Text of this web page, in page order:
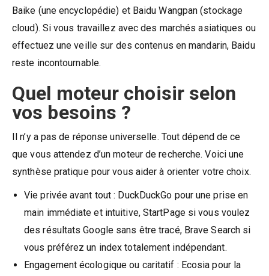
Baike (une encyclopédie) et Baidu Wangpan (stockage
cloud). Si vous travaillez avec des marchés asiatiques ou
effectuez une veille sur des contenus en mandarin, Baidu
reste incontournable.
Quel moteur choisir selon
vos besoins ?
Il n’y a pas de réponse universelle. Tout dépend de ce
que vous attendez d’un moteur de recherche. Voici une
synthèse pratique pour vous aider à orienter votre choix.
Vie privée avant tout : DuckDuckGo pour une prise en
main immédiate et intuitive, StartPage si vous voulez
des résultats Google sans être tracé, Brave Search si
vous préférez un index totalement indépendant.
Engagement écologique ou caritatif : Ecosia pour la